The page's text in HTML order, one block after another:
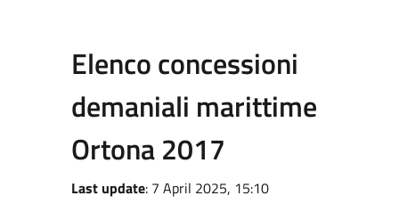
Elenco concessioni
demaniali marittime
Ortona 2017
Last update: 7 April 2025, 15:10